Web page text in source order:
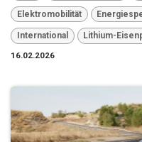
Elektromobilität
International
Lithium-
16.02.2026